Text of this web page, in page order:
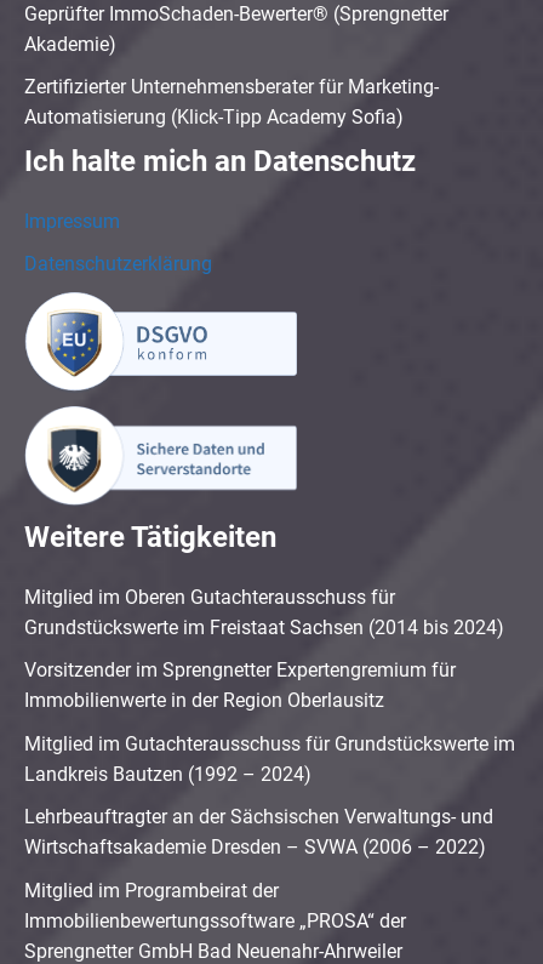
Geprüfter ImmoSchaden-Bewerter® (Sprengnetter
Akademie)
Zertifizierter Unternehmensberater für Marketing-
Automatisierung (Klick-Tipp Academy Sofia)
Ich halte mich an Datenschutz
Impressum
Datenschutzerklärung
Weitere Tätigkeiten
Mitglied im Oberen Gutachterausschuss für
Grundstückswerte im Freistaat Sachsen (2014 bis 2024)
Vorsitzender im Sprengnetter Expertengremium für
Immobilienwerte in der Region Oberlausitz
Mitglied im Gutachterausschuss für Grundstückswerte im
Landkreis Bautzen (1992 – 2024)
Lehrbeauftragter an der Sächsischen Verwaltungs- und
Wirtschaftsakademie Dresden – SVWA (2006 – 2022)
Mitglied im Programbeirat der
Immobilienbewertungssoftware „PROSA“ der
Sprengnetter GmbH Bad Neuenahr-Ahrweiler